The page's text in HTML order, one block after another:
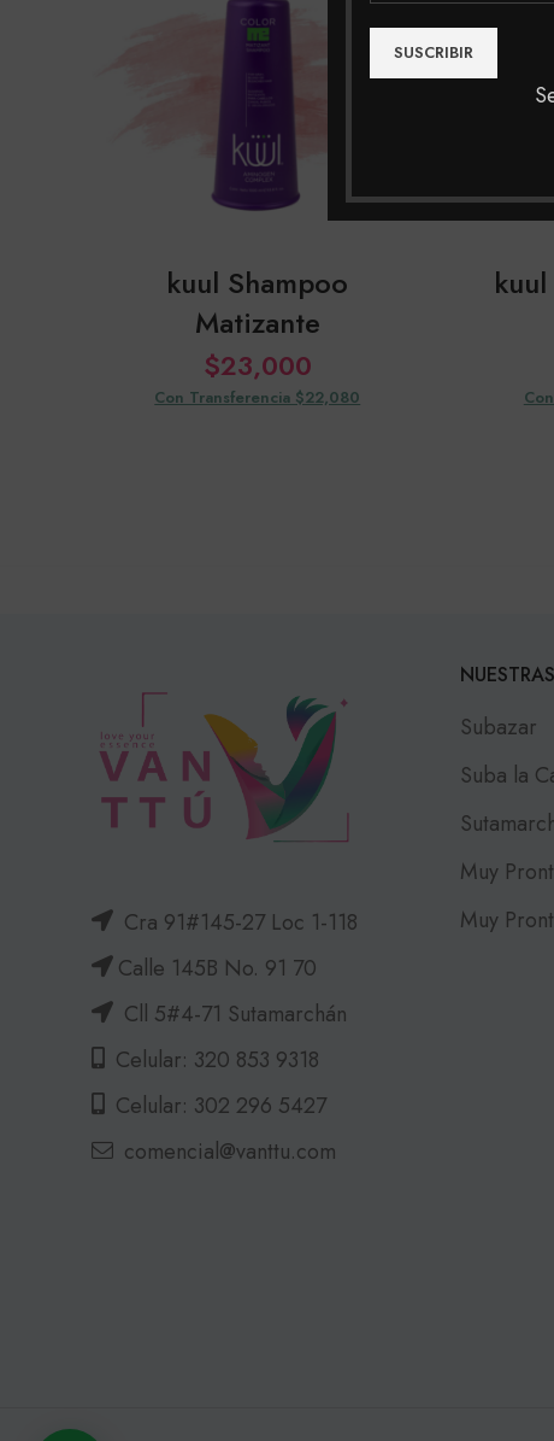
kuul Shampoo
Matizante
$23,000
Con Transferencia $22,080
Cra 91#145-27 Loc 1-118
Calle 145B No. 91 70
Cll 5#4-71 Sutamarchán
Celular: 320 853 9318
Celular: 302 296 5427
comencial@vanttu.com
Subazar
Suba la
Muy
Muy